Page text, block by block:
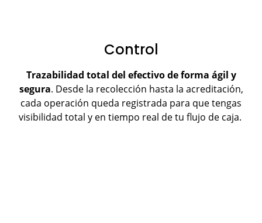
Control
Trazabilidad total del efectivo de forma ágil y
segura. Desde la recolección hasta la acreditación,
cada operación queda registrada para que tengas
visibilidad total y en tiempo real de tu flujo de caja.